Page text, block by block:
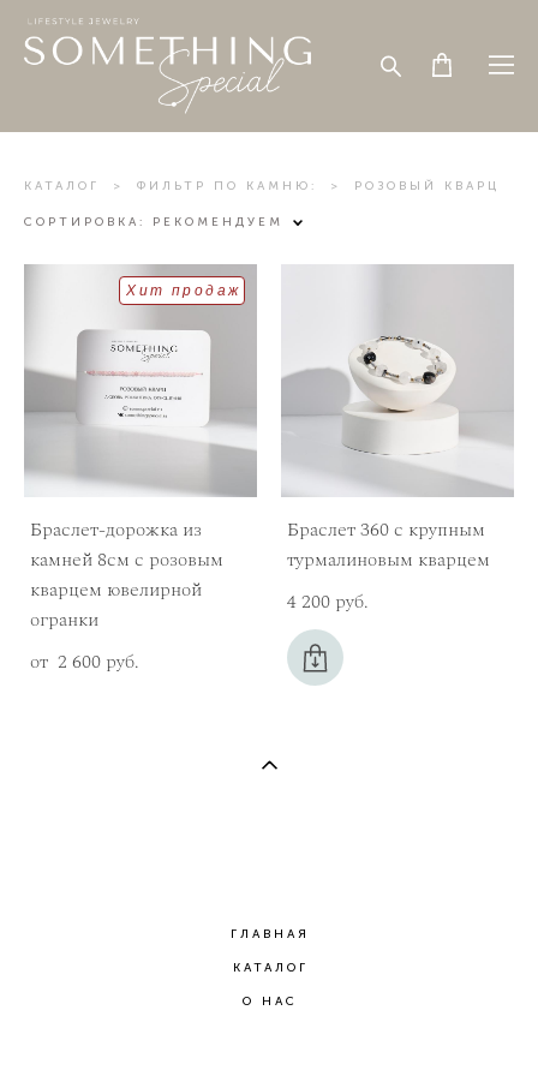
КАТАЛОГ > ФИЛЬТР ПО КАМНЮ: > РОЗОВЫЙ КВАРЦ
СОРТИРОВКА: РЕКОМЕНДУЕМ
Хит продаж
Браслет-дорожка из
камней 8см с розовым
кварцем ювелирной
огранки
от 2 600 pуб.
Браслет 360 с крупным
турмалиновым кварцем
4 200 pуб.
ГЛАВНАЯ
КАТАЛОГ
О НАС